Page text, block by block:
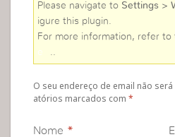
Please navigate to Settings >
igure this plugin.
For more information, refer to
e
O seu endereço de email não
atórios marcados com*
Nome *